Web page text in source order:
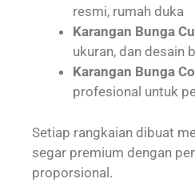
resmi, rumah duka
Karangan Bunga
ukuran, dan desain
Karangan Bunga
profesional untuk
Setiap rangkaian dibuat
segar premium dengan
proporsional.